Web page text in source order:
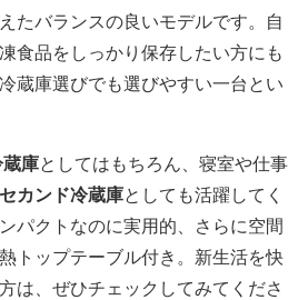
たバランスの良いモデルです。自
食品をしっかり保存したい方にも
蔵庫選びでも選びやすい一台とい
蔵庫としてはもちろん、寝室や仕事
セカンド冷蔵庫としても活躍してく
パクトなのに実用的、さらに空間
トップテーブル付き。新生活を快
は、ぜひチェックしてみてくださ